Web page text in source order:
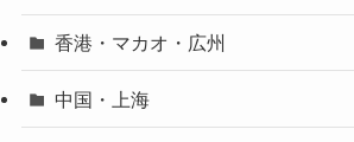
香港・マカオ・広州
中国・上海